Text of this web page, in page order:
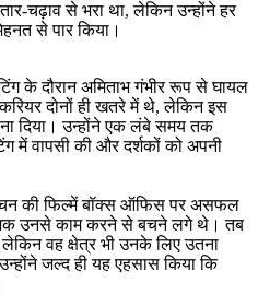
चढ़ाव से भरा था, लेकिन उन्होंने हर
से पार किया।
के दौरान अमिताभ गंभीर रूप से घायल
दोनों ही खतरे में थे, लेकिन इस
दिया। उन्होंने एक लंबे समय तक
में वापसी की और दर्शकों को अपनी
की फिल्में बॉक्स ऑफिस पर असफल
उनसे काम करने से बचने लगे थे। तब
वह क्षेत्र भी उनके लिए उतना
जल्द ही यह एहसास किया कि